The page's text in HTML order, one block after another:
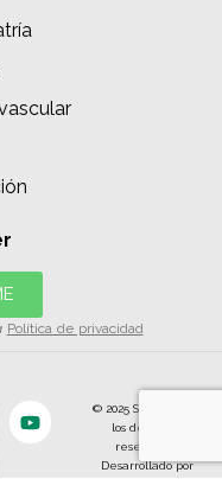
Política de privacidad
© 2025 SIAC | Todos
los derechos
reservados.
Desarrollado por